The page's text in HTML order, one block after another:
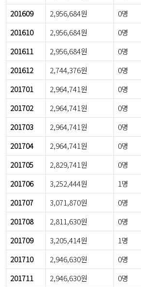
201609
2,956,684원 0명
201610
2,956,684원 0명
201611
2,956,684원 0명
201612
2,744,376원 0명
201701
2,964,741원 0명
201702
2,964,741원 0명
201703
2,964,741원 0명
201704
2,964,741원 0명
201705
2,829,741원 0명
201706
3,252,444원 1명
201707
3,071,870원 0명
201708
2,811,630원 0명
201709
3,205,414원 1명
201710
2,946,630원 0명
201711
2,946,630원 0명